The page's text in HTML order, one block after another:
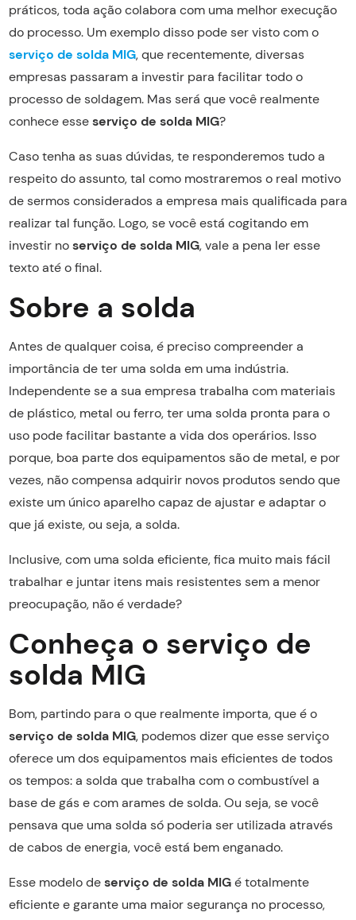
práticos, toda ação colabora com uma melhor execução
do processo. Um exemplo disso pode ser visto com o
serviço de solda MIG, que recentemente, diversas
empresas passaram a investir para facilitar todo o
processo de soldagem. Mas será que você realmente
conhece esseserviço de solda MIG?
Caso tenha as suas dúvidas, te responderemos tudo a
respeito do assunto, tal como mostraremos o real motivo
de sermos considerados a empresa mais qualificada para
realizar tal função. Logo, se você está cogitando em
investir noserviço de solda MIG, vale a pena ler esse
texto até o final.
Sobre a solda
Antes de qualquer coisa, é preciso compreender a
importância de ter uma solda em uma indústria.
Independente se a sua empresa trabalha com materiais
de plástico, metal ou ferro, ter uma solda pronta para o
uso pode facilitar bastante a vida dos operários. Isso
porque, boa parte dos equipamentos são de metal, e por
vezes, não compensa adquirir novos produtos sendo que
existe um único aparelho capaz de ajustar e adaptar o
que já existe, ou seja, a solda.
Inclusive, com uma solda eficiente, fica muito mais fácil
trabalhar e juntar itens mais resistentes sem a menor
preocupação, não é verdade?
Conheça o serviço de
solda MIG
Bom, partindo para o que realmente importa, que é o
serviço de solda MIG, podemos dizer que esse serviço
oferece um dos equipamentos mais eficientes de todos
os tempos: a solda que trabalha com o combustível a
base de gás e com arames de solda. Ou seja, se você
pensava que uma solda só poderia ser utilizada através
de cabos de energia, você está bem enganado.
Esse modelo deserviço de solda MIGé totalmente
eficiente e garante uma maior segurança no processo,